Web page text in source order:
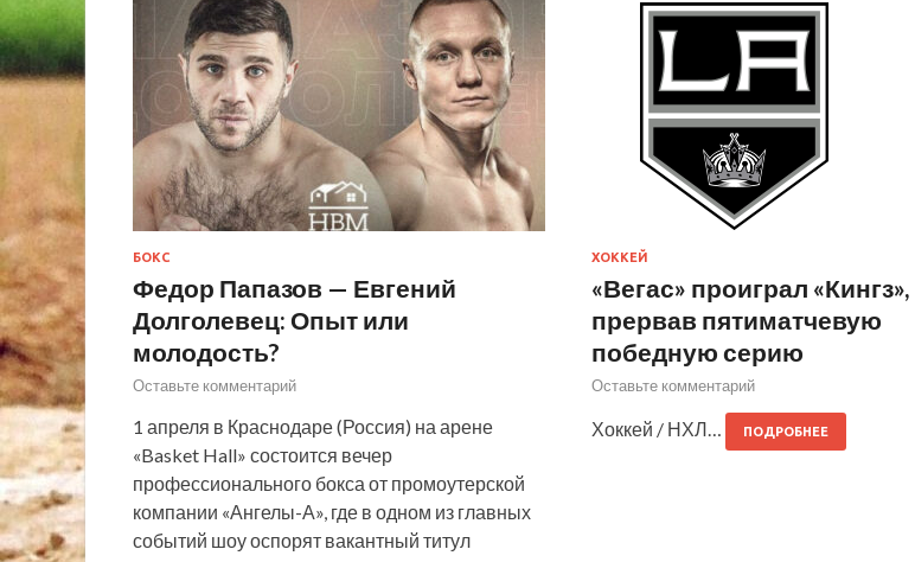
БОКС
Федор Папазов — Евгений
Долголевец: Опыт или
молодость?
Оставьте комментарий
1 апреля в Краснодаре (Россия) на арене
«Basket Hall» состоится вечер
профессионального бокса от промоутерской
компании «Ангелы-А», где в одном из главных
событий шоу оспорят вакантный титул
ХОККЕЙ
«Вегас» проиграл «Кингз»,
прервав пятиматчевую
победную серию
Оставьте комментарий
Хоккей / НХЛ… ПОДРОБНЕЕ